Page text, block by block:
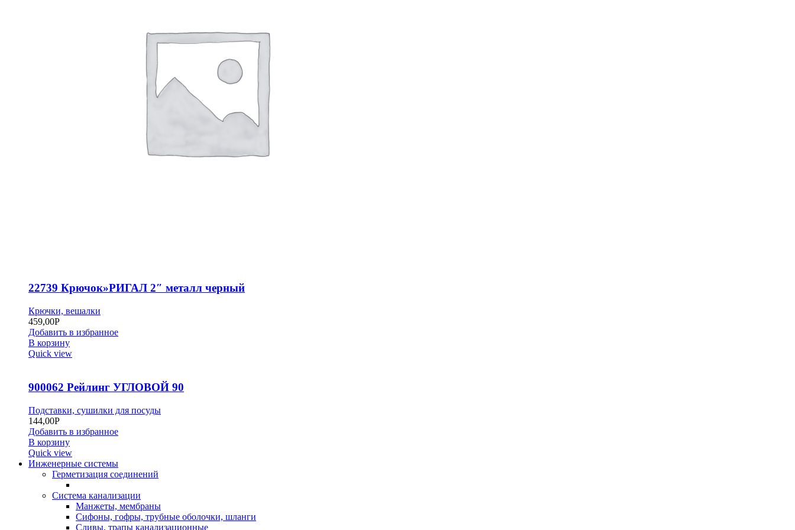
22739 Крючок»РИГАЛ 2″ металл черный
Крючки, вешалки
459,00Р
Добавить в избранное
В корзину
Quick view
900062 Рейлинг УГЛОВОЙ 90
Подставки, сушилки для посуды
144,00Р
Добавить в избранное
В корзину
Quick view
Инженерные системы
Герметизация соединений
Система канализации
Манжеты, мембраны
Сифоны, гофры, трубные оболочки, шланги
Сливы, трапы канализационные